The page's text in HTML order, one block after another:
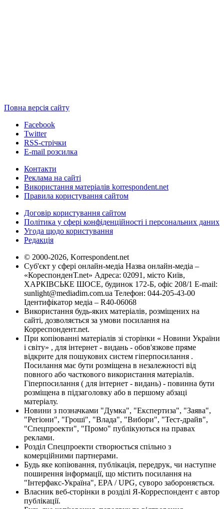
Повна версія сайту
Facebook
Twitter
RSS-стрічки
E-mail розсилка
Контакти
Реклама на сайті
Використання матеріалів korrespondent.net
Правила користування сайтом
Договір користування сайтом
Політика у сфері конфіденційності і персональних даних
Угода щодо користування
Редакція
© 2000-2026, Korrespondent.net
Суб'єкт у сфері онлайн-медіа Назва онлайн-медіа –
«КореспонденТ.net» Адреса: 02091, місто Київ,
ХАРКІВСЬКЕ ШОСЕ, будинок 172-Б, офіс 208/1 E-mail:
sunlight@mediadim.com.ua Телефон: 044-205-43-00
Ідентифікатор медіа – R40-06068
Використання будь-яких матеріалів, розміщених на
сайті, дозволяється за умови посилання на
Корреспондент.net.
При копіюванні матеріалів зі сторінки « Новини України
і світу» , для інтернет - видань - обов'язкове пряме
відкрите для пошукових систем гіперпосилання .
Посилання має бути розміщена в незалежності від
повного або часткового використання матеріалів.
Гіперпосилання ( для інтернет - видань) - повинна бути
розміщена в підзаголовку або в першому абзаці
матеріалу.
Новини з позначками "Думка", "Експертиза", "Заява",
"Регіони", "Гроші", "Влада", "Вибори", "Тест-драйв",
"Спецпроекти", "Промо" публікуються на правах
реклами.
Розділ Спецпроекти створюється спільно з
комерційними партнерами.
Будь яке копіювання, публікація, передрук, чи наступне
поширення інформації, що містить посилання на
"Інтерфакс-Україна", EPA / UPG, суворо забороняється.
Власник веб-сторінки в розділі Я-Корреспондент є автор
публікації.